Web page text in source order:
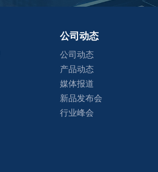
公司动态
公司动态
产品动态
媒体报道
新品发布会
行业峰会